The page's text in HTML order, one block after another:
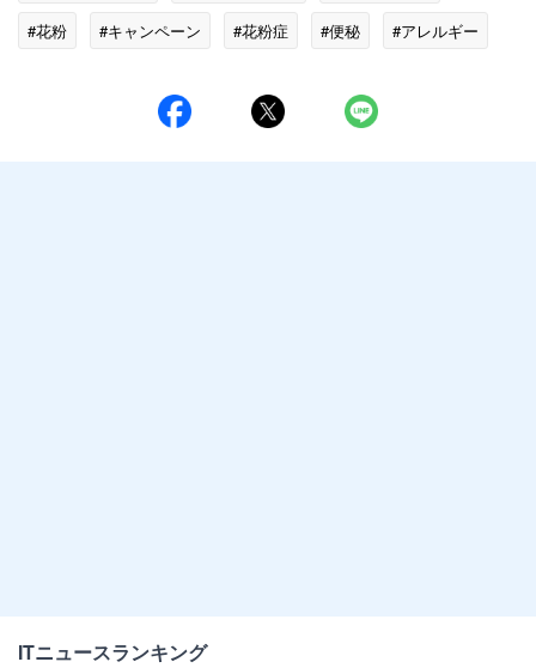
#花粉
#キャンペーン #花粉症 #便秘
#アレルギー
ITニュースランキング